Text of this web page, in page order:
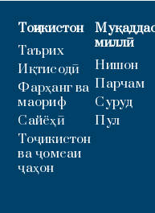
Тоҷикистон
Таърих
Иқтисодӣ
Фарҳанг ва
маориф
Сайёҳӣ
Тоҷикистон
ва ҷомеаи
ҷаҳон
миллӣ
Нишон
Парчам
Суруд
Пул